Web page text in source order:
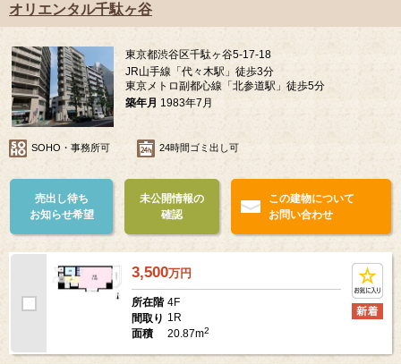
オリエンタル千駄ヶ谷
東京都渋谷区千駄ヶ谷5-17-18
JR山手線「代々木駅」徒歩3分
東京メトロ副都心線「北参道駅」徒歩5分
築年月 1983年7月
SOHO・事務所可 24時間ゴミ出し可
売出し待ち
お知らせ希望
未公開情報の
確認
この建物について
お問い合わせ
3,500万円
所在階 4F
間取り 1R
面積
20.87m2